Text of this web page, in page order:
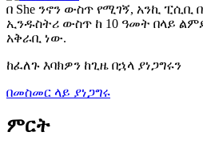
በ She ንኖን ውስጥ የሚገኝ, አንኪ
ኢንዱስትሪ ውስጥ ከ 10 ዓመት በላይ
አቅራቢ ነው.
ከፈለጉ እባክዎን ከጊዜ በኋላ ያነጋግሩን
በመስመር ላይ ያነጋግሩ
ምርት